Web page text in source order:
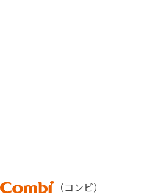
Combi
（コンビ）